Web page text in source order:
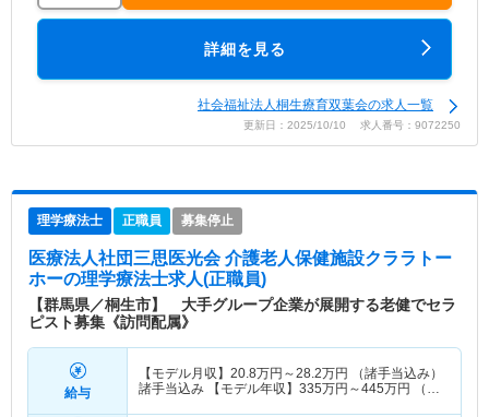
詳細を見る
社会福祉法人桐生療育双葉会の求人一覧
更新日：2025/10/10 求人番号：9072250
理学療法士 正職員 募集停止
医療法人社団三思医光会 介護老人保健施設クララトー
ホーの理学療法士求人(正職員)
【群馬県／桐生市】 大手グループ企業が展開する老健でセラ
ピスト募集《訪問配属》
給与
【モデル月収】 20.8万円～28.2万円
（諸手当込み）
諸手当込み 【モデル年収】 335万円～445万円
（諸